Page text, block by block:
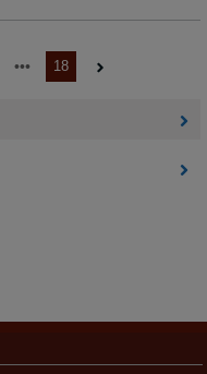
18